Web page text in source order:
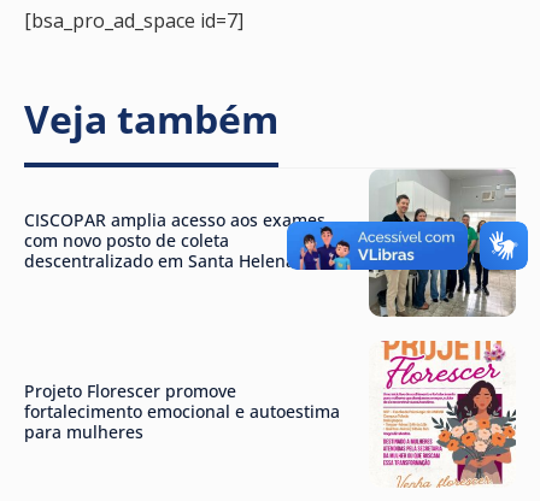
[bsa_pro_ad_space id=7]
Veja também
CISCOPAR amplia acesso aos exames
com novo posto de coleta
descentralizado em Santa Helena
Projeto Florescer promove
fortalecimento emocional e autoestima
para mulheres